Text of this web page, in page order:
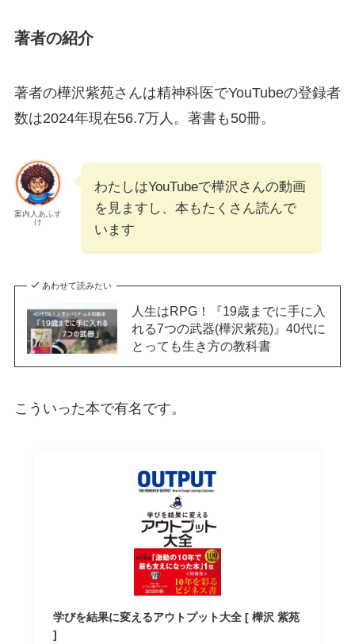
著者の紹介
著者の樺沢紫苑さんは精神科医でYouTubeの登録者
数は2024年現在56.7万人。著書も50冊。
案内人あふす
け
わたしはYouTubeで樺沢さんの動画
を見ますし、本もたくさん読んで
います
あわせて読みたい
人生はRPG！『19歳までに手に入
れる7つの武器(樺沢紫苑)』40代に
とっても生き方の教科書
こういった本で有名です。
学びを結果に変えるアウトプット大全 [ 樺沢 紫苑
]